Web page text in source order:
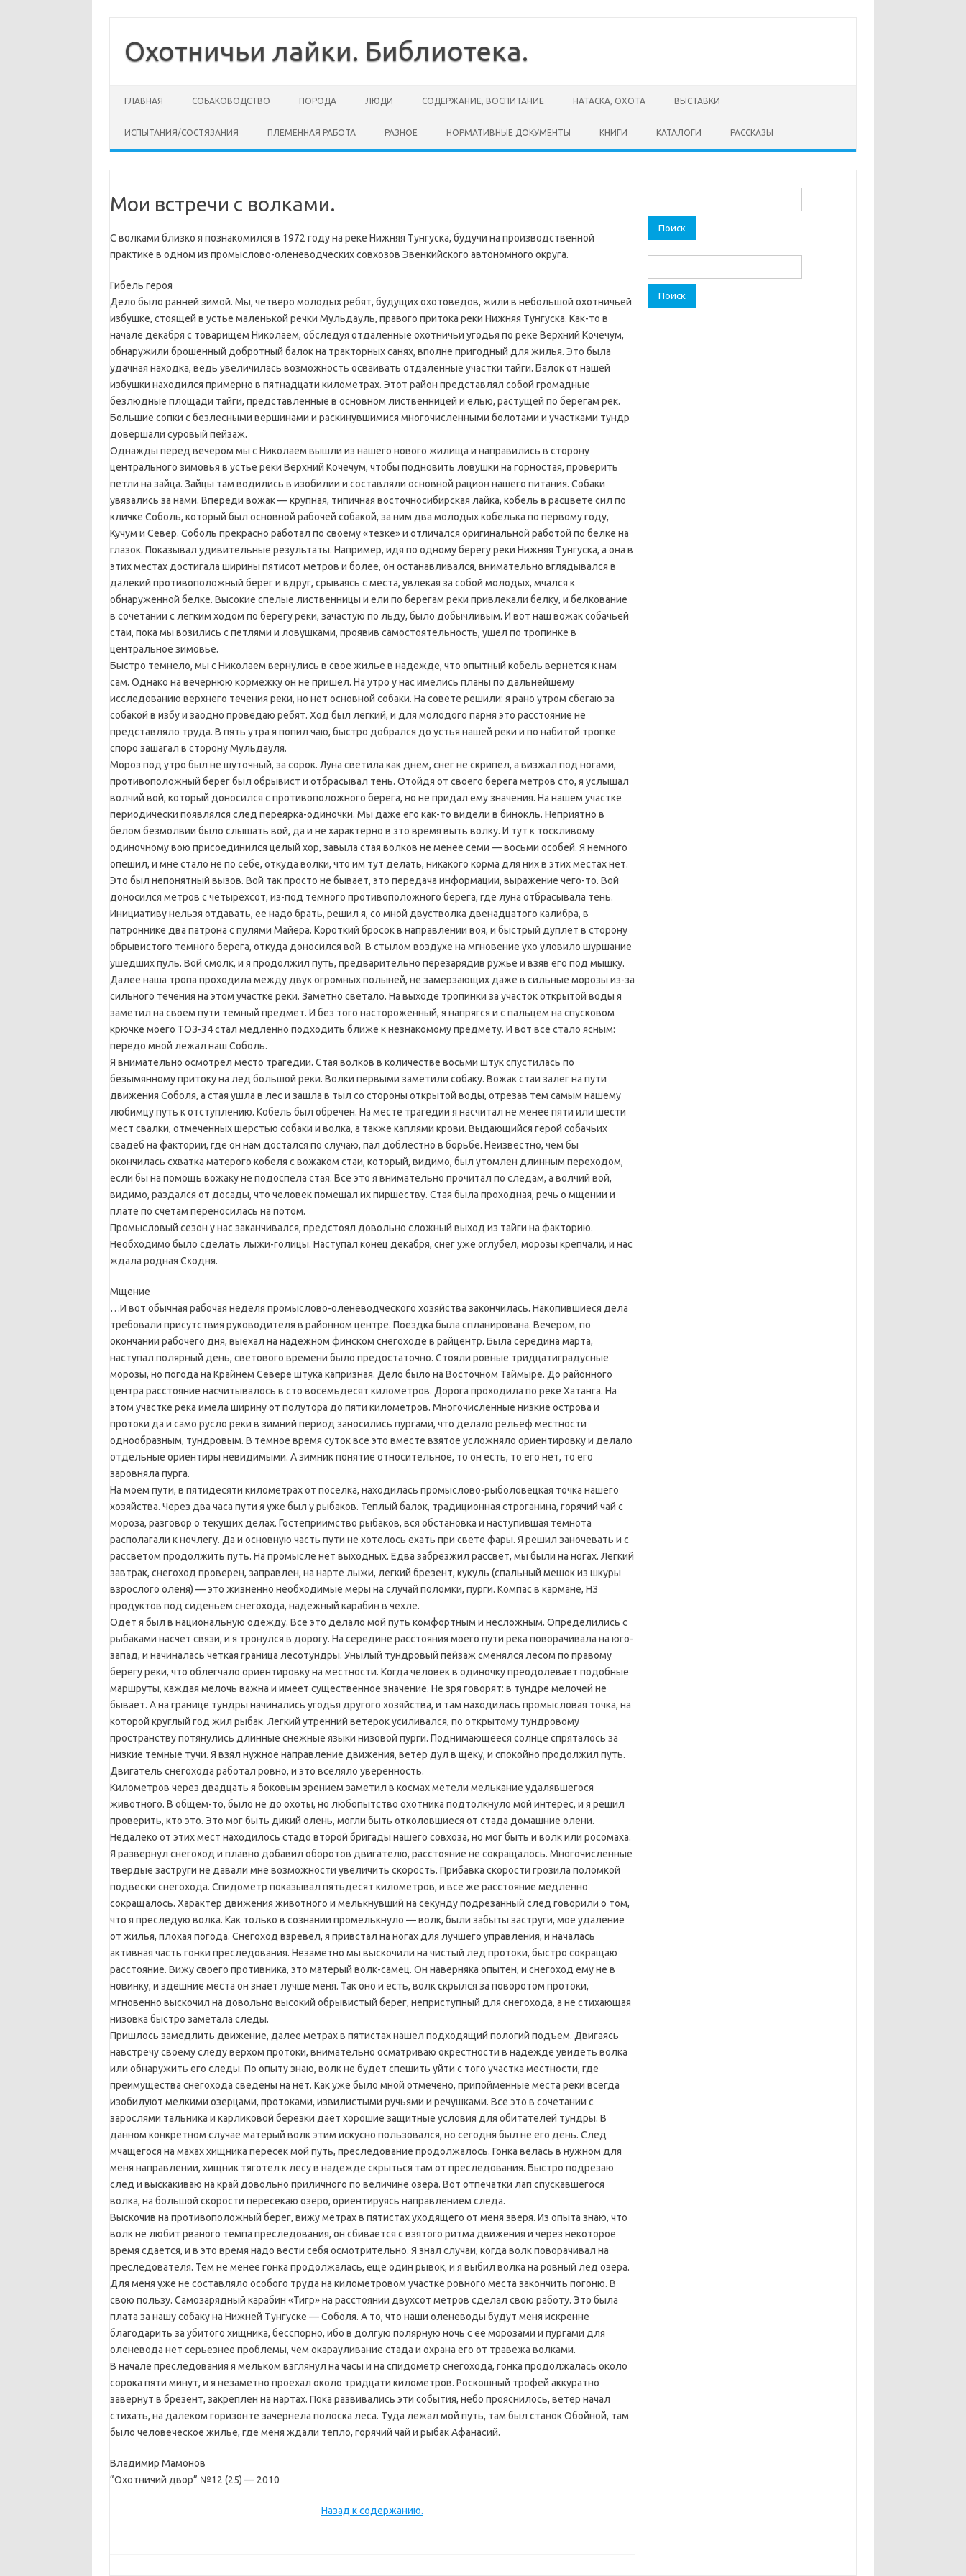
содержимому
Охотничьи лайки. Библиотека.
ГЛАВНАЯ СОБАКОВОДСТВО ПОРОДА ЛЮДИ СОДЕРЖАНИЕ, ВОСПИТАНИЕ НАТАСКА, ОХОТА ВЫСТАВКИ
ИСПЫТАНИЯ/СОСТЯЗАНИЯ ПЛЕМЕННАЯ РАБОТА РАЗНОЕ НОРМАТИВНЫЕ ДОКУМЕНТЫ КНИГИ КАТАЛОГИ РАССКАЗЫ
Мои встречи с волками.
С волками близко я познакомился в 1972 году на реке Нижняя Тунгуска, будучи на производственной
практике в одном из промыслово-оленеводческих совхозов Эвенкийского автономного округа.
Гибель героя
Дело было ранней зимой. Мы, четверо молодых ребят, будущих охотоведов, жили в небольшой охотничьей
избушке, стоящей в устье маленькой речки Мульдауль, правого притока реки Нижняя Тунгуска. Как-то в
начале декабря с товарищем Николаем, обследуя отдаленные охотничьи угодья по реке Верхний Кочечум,
обнаружили брошенный добротный балок на тракторных санях, вполне пригодный для жилья. Это была
удачная находка, ведь увеличилась возможность осваивать отдаленные участки тайги. Балок от нашей
избушки находился примерно в пятнадцати километрах. Этот район представлял собой громадные
безлюдные площади тайги, представленные в основном лиственницей и елью, растущей по берегам рек.
Большие сопки с безлесными вершинами и раскинувшимися многочисленными болотами и участками тундр
довершали суровый пейзаж.
Однажды перед вечером мы с Николаем вышли из нашего нового жилища и направились в сторону
центрального зимовья в устье реки Верхний Кочечум, чтобы подновить ловушки на горностая, проверить
петли на зайца. Зайцы там водились в изобилии и составляли основной рацион нашего питания. Собаки
увязались за нами. Впереди вожак — крупная, типичная восточносибирская лайка, кобель в расцвете сил по
кличке Соболь, который был основной рабочей собакой, за ним два молодых кобелька по первому году,
Кучум и Север. Соболь прекрасно работал по своему «тезке» и отличался оригинальной работой по белке на
глазок. Показывал удивительные результаты. Например, идя по одному берегу реки Нижняя Тунгуска, а она в
этих местах достигала ширины пятисот метров и более, он останавливался, внимательно вглядывался в
далекий противоположный берег и вдруг, срываясь с места, увлекая за собой молодых, мчался к
обнаруженной белке. Высокие спелые лиственницы и ели по берегам реки привлекали белку, и белкование
в сочетании с легким ходом по берегу реки, зачастую по льду, было добычливым. И вот наш вожак собачьей
стаи, пока мы возились с петлями и ловушками, проявив самостоятельность, ушел по тропинке в
центральное зимовье.
Быстро темнело, мы с Николаем вернулись в свое жилье в надежде, что опытный кобель вернется к нам
сам. Однако на вечернюю кормежку он не пришел. На утро у нас имелись планы по дальнейшему
исследованию верхнего течения реки, но нет основной собаки. На совете решили: я рано утром сбегаю за
собакой в избу и заодно проведаю ребят. Ход был легкий, и для молодого парня это расстояние не
представляло труда. В пять утра я попил чаю, быстро добрался до устья нашей реки и по набитой тропке
споро зашагал в сторону Мульдауля.
Мороз под утро был не шуточный, за сорок. Луна светила как днем, снег не скрипел, а визжал под ногами,
противоположный берег был обрывист и отбрасывал тень. Отойдя от своего берега метров сто, я услышал
волчий вой, который доносился с противоположного берега, но не придал ему значения. На нашем участке
периодически появлялся след переярка-одиночки. Мы даже его как-то видели в бинокль. Неприятно в
белом безмолвии было слышать вой, да и не характерно в это время выть волку. И тут к тоскливому
одиночному вою присоединился целый хор, завыла стая волков не менее семи — восьми особей. Я немного
опешил, и мне стало не по себе, откуда волки, что им тут делать, никакого корма для них в этих местах нет.
Это был непонятный вызов. Вой так просто не бывает, это передача информации, выражение чего-то. Вой
доносился метров с четырехсот, из-под темного противоположного берега, где луна отбрасывала тень.
Инициативу нельзя отдавать, ее надо брать, решил я, со мной двустволка двенадцатого калибра, в
патроннике два патрона с пулями Майера. Короткий бросок в направлении воя, и быстрый дуплет в сторону
обрывистого темного берега, откуда доносился вой. В стылом воздухе на мгновение ухо уловило шуршание
ушедших пуль. Вой смолк, и я продолжил путь, предварительно перезарядив ружье и взяв его под мышку.
Далее наша тропа проходила между двух огромных полыней, не замерзающих даже в сильные морозы из-за
сильного течения на этом участке реки. Заметно светало. На выходе тропинки за участок открытой воды я
заметил на своем пути темный предмет. И без того настороженный, я напрягся и с пальцем на спусковом
крючке моего ТОЗ-34 стал медленно подходить ближе к незнакомому предмету. И вот все стало ясным:
передо мной лежал наш Соболь.
Я внимательно осмотрел место трагедии. Стая волков в количестве восьми штук спустилась по
безымянному притоку на лед большой реки. Волки первыми заметили собаку. Вожак стаи залег на пути
движения Соболя, а стая ушла в лес и зашла в тыл со стороны открытой воды, отрезав тем самым нашему
любимцу путь к отступлению. Кобель был обречен. На месте трагедии я насчитал не менее пяти или шести
мест свалки, отмеченных шерстью собаки и волка, а также каплями крови. Выдающийся герой собачьих
свадеб на фактории, где он нам достался по случаю, пал доблестно в борьбе. Неизвестно, чем бы
окончилась схватка матерого кобеля с вожаком стаи, который, видимо, был утомлен длинным переходом,
если бы на помощь вожаку не подоспела стая. Все это я внимательно прочитал по следам, а волчий вой,
видимо, раздался от досады, что человек помешал их пиршеству. Стая была проходная, речь о мщении и
плате по счетам переносилась на потом.
Промысловый сезон у нас заканчивался, предстоял довольно сложный выход из тайги на факторию.
Необходимо было сделать лыжи-голицы. Наступал конец декабря, снег уже оглубел, морозы крепчали, и нас
ждала родная Сходня.
Мщение
…И вот обычная рабочая неделя промыслово-оленеводческого хозяйства закончилась. Накопившиеся дела
требовали присутствия руководителя в районном центре. Поездка была спланирована. Вечером, по
окончании рабочего дня, выехал на надежном финском снегоходе в райцентр. Была середина марта,
наступал полярный день, светового времени было предостаточно. Стояли ровные тридцатиградусные
морозы, но погода на Крайнем Севере штука капризная. Дело было на Восточном Таймыре. До районного
центра расстояние насчитывалось в сто восемьдесят километров. Дорога проходила по реке Хатанга. На
этом участке река имела ширину от полутора до пяти километров. Многочисленные низкие острова и
протоки да и само русло реки в зимний период заносились пургами, что делало рельеф местности
однообразным, тундровым. В темное время суток все это вместе взятое усложняло ориентировку и делало
отдельные ориентиры невидимыми. А зимник понятие относительное, то он есть, то его нет, то его
заровняла пурга.
На моем пути, в пятидесяти километрах от поселка, находилась промыслово-рыболовецкая точка нашего
хозяйства. Через два часа пути я уже был у рыбаков. Теплый балок, традиционная строганина, горячий чай с
мороза, разговор о текущих делах. Гостеприимство рыбаков, вся обстановка и наступившая темнота
располагали к ночлегу. Да и основную часть пути не хотелось ехать при свете фары. Я решил заночевать и с
рассветом продолжить путь. На промысле нет выходных. Едва забрезжил рассвет, мы были на ногах. Легкий
завтрак, снегоход проверен, заправлен, на нарте лыжи, легкий брезент, кукуль (спальный мешок из шкуры
взрослого оленя) — это жизненно необходимые меры на случай поломки, пурги. Компас в кармане, НЗ
продуктов под сиденьем снегохода, надежный карабин в чехле.
Одет я был в национальную одежду. Все это делало мой путь комфортным и несложным. Определились с
рыбаками насчет связи, и я тронулся в дорогу. На середине расстояния моего пути река поворачивала на юго-
запад, и начиналась четкая граница лесотундры. Унылый тундровый пейзаж сменялся лесом по правому
берегу реки, что облегчало ориентировку на местности. Когда человек в одиночку преодолевает подобные
маршруты, каждая мелочь важна и имеет существенное значение. Не зря говорят: в тундре мелочей не
бывает. А на границе тундры начинались угодья другого хозяйства, и там находилась промысловая точка, на
которой круглый год жил рыбак. Легкий утренний ветерок усиливался, по открытому тундровому
пространству потянулись длинные снежные языки низовой пурги. Поднимающееся солнце спряталось за
низкие темные тучи. Я взял нужное направление движения, ветер дул в щеку, и спокойно продолжил путь.
Двигатель снегохода работал ровно, и это вселяло уверенность.
Километров через двадцать я боковым зрением заметил в космах метели мелькание удалявшегося
животного. В общем-то, было не до охоты, но любопытство охотника подтолкнуло мой интерес, и я решил
проверить, кто это. Это мог быть дикий олень, могли быть отколовшиеся от стада домашние олени.
Недалеко от этих мест находилось стадо второй бригады нашего совхоза, но мог быть и волк или росомаха.
Я развернул снегоход и плавно добавил оборотов двигателю, расстояние не сокращалось. Многочисленные
твердые заструги не давали мне возможности увеличить скорость. Прибавка скорости грозила поломкой
подвески снегохода. Спидометр показывал пятьдесят километров, и все же расстояние медленно
сокращалось. Характер движения животного и мелькнувший на секунду подрезанный след говорили о том,
что я преследую волка. Как только в сознании промелькнуло — волк, были забыты заструги, мое удаление
от жилья, плохая погода. Снегоход взревел, я привстал на ногах для лучшего управления, и началась
активная часть гонки преследования. Незаметно мы выскочили на чистый лед протоки, быстро сокращаю
расстояние. Вижу своего противника, это матерый волк-самец. Он наверняка опытен, и снегоход ему не в
новинку, и здешние места он знает лучше меня. Так оно и есть, волк скрылся за поворотом протоки,
мгновенно выскочил на довольно высокий обрывистый берег, неприступный для снегохода, а не стихающая
низовка быстро заметала следы.
Пришлось замедлить движение, далее метрах в пятистах нашел подходящий пологий подъем. Двигаясь
навстречу своему следу верхом протоки, внимательно осматриваю окрестности в надежде увидеть волка
или обнаружить его следы. По опыту знаю, волк не будет спешить уйти с того участка местности, где
преимущества снегохода сведены на нет. Как уже было мной отмечено, припойменные места реки всегда
изобилуют мелкими озерцами, протоками, извилистыми ручьями и речушками. Все это в сочетании с
зарослями тальника и карликовой березки дает хорошие защитные условия для обитателей тундры. В
данном конкретном случае матерый волк этим искусно пользовался, но сегодня был не его день. След
мчащегося на махах хищника пересек мой путь, преследование продолжалось. Гонка велась в нужном для
меня направлении, хищник тяготел к лесу в надежде скрыться там от преследования. Быстро подрезаю
след и выскакиваю на край довольно приличного по величине озера. Вот отпечатки лап спускавшегося
волка, на большой скорости пересекаю озеро, ориентируясь направлением следа.
Выскочив на противоположный берег, вижу метрах в пятистах уходящего от меня зверя. Из опыта знаю, что
волк не любит рваного темпа преследования, он сбивается с взятого ритма движения и через некоторое
время сдается, и в это время надо вести себя осмотрительно. Я знал случаи, когда волк поворачивал на
преследователя. Тем не менее гонка продолжалась, еще один рывок, и я выбил волка на ровный лед озера.
Для меня уже не составляло особого труда на километровом участке ровного места закончить погоню. В
свою пользу. Самозарядный карабин «Тигр» на расстоянии двухсот метров сделал свою работу. Это была
плата за нашу собаку на Нижней Тунгуске — Соболя. А то, что наши оленеводы будут меня искренне
благодарить за убитого хищника, бесспорно, ибо в долгую полярную ночь с ее морозами и пургами для
оленевода нет серьезнее проблемы, чем окарауливание стада и охрана его от травежа волками.
В начале преследования я мельком взглянул на часы и на спидометр снегохода, гонка продолжалась около
сорока пяти минут, и я незаметно проехал около тридцати километров. Роскошный трофей аккуратно
завернут в брезент, закреплен на нартах. Пока развивались эти события, небо прояснилось, ветер начал
стихать, на далеком горизонте зачернела полоска леса. Туда лежал мой путь, там был станок Обойной, там
было человеческое жилье, где меня ждали тепло, горячий чай и рыбак Афанасий.
Владимир Мамонов
“Охотничий двор” №12 (25) — 2010
Назад к содержанию.